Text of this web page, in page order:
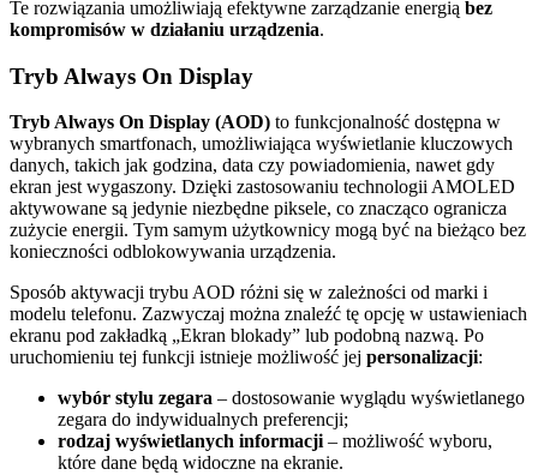
Te rozwiązania umożliwiają efektywne zarządzanie energią bez
kompromisów w działaniu urządzenia.
Tryb Always On Display
Tryb Always On Display (AOD) to funkcjonalność dostępna w
wybranych smartfonach, umożliwiająca wyświetlanie kluczowych
danych, takich jak godzina, data czy powiadomienia, nawet gdy
ekran jest wygaszony. Dzięki zastosowaniu technologii AMOLED
aktywowane są jedynie niezbędne piksele, co znacząco ogranicza
zużycie energii. Tym samym użytkownicy mogą być na bieżąco bez
konieczności odblokowywania urządzenia.
Sposób aktywacji trybu AOD różni się w zależności od marki i
modelu telefonu. Zazwyczaj można znaleźć tę opcję w ustawieniach
ekranu pod zakładką „Ekran blokady” lub podobną nazwą. Po
uruchomieniu tej funkcji istnieje możliwość jej personalizacji:
wybór stylu zegara – dostosowanie wyglądu wyświetlanego
zegara do indywidualnych preferencji;
rodzaj wyświetlanych informacji – możliwość wyboru,
które dane będą widoczne na ekranie.